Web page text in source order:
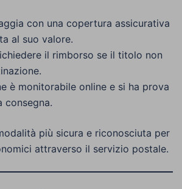
con una copertura assicurativa
al suo valore.
il rimborso se il titolo non
è monitorabile online e si ha prova
consegna.
più sicura e riconosciuta per
attraverso il servizio postale.